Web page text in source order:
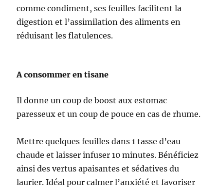
comme condiment, ses feuilles facilitent la
digestion et l’assimilation des aliments en
réduisant les flatulences.
A consommer en tisane
Il donne un coup de boost aux estomac
paresseux et un coup de pouce en cas de rhume.
Mettre quelques feuilles dans 1 tasse d’eau
chaude et laisser infuser 10 minutes. Bénéficiez
ainsi des vertus apaisantes et sédatives du
laurier. Idéal pour calmer l’anxiété et favoriser